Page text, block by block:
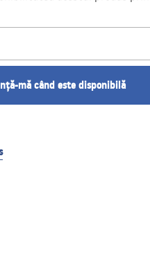
mă când este disponibilă